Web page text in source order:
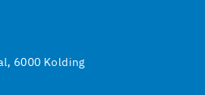
6000 Kolding